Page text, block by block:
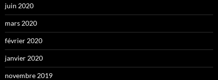
juin 2020
mars 2020
février 2020
janvier 2020
novembre 2019